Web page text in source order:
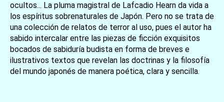
ocultos... La pluma magistral de Lafcadio Hearn da vida a
los espíritus sobrenaturales de Japón. Pero no se trata de
una colección de relatos de terror al uso, pues el autor ha
sabido intercalar entre las piezas de ficción exquisitos
bocados de sabiduría budista en forma de breves e
ilustrativos textos que revelan las doctrinas y la filosofía
del mundo japonés de manera poética, clara y sencilla.